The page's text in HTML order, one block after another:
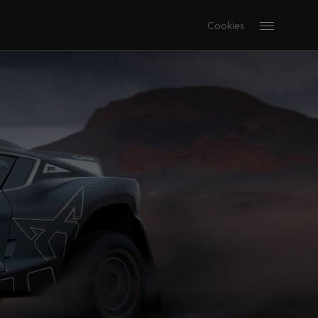
Cookies